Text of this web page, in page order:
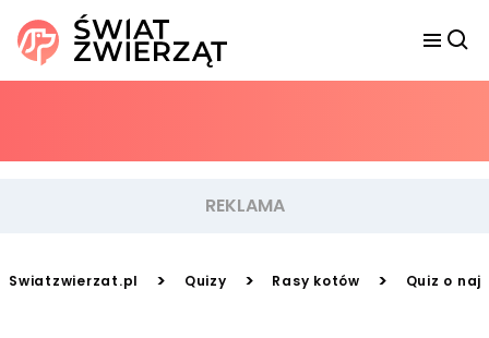
Swiatzwierzat.pl > Quizy > Rasy kotów > Quiz o